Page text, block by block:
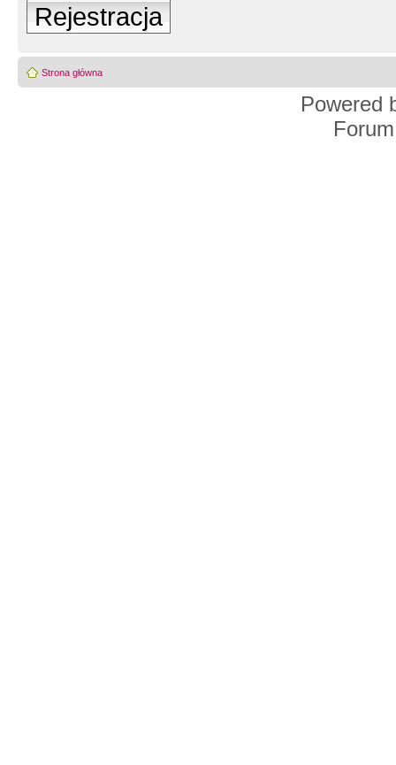
Rejestracja
Strona główna
Powered